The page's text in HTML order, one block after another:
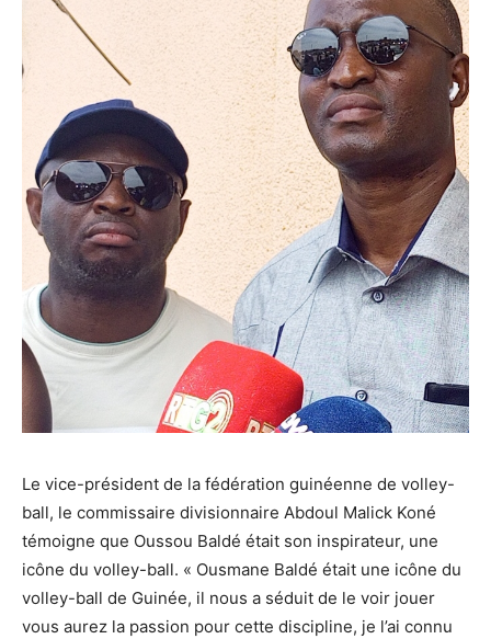
Le vice-président de la fédération guinéenne de volley-
ball, le commissaire divisionnaire Abdoul Malick Koné
témoigne que Oussou Baldé était son inspirateur, une
icône du volley-ball. « Ousmane Baldé était une icône du
volley-ball de Guinée, il nous a séduit de le voir jouer
vous aurez la passion pour cette discipline, je l’ai connu